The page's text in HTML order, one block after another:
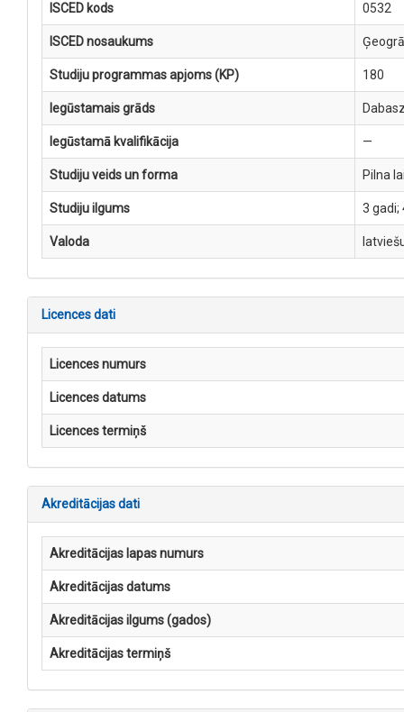
ISCED kods 0532
ISCED nosaukums
Studiju programmas apjoms (KP) 180
Iegūstamais grāds
Iegūstamā kvalifikācija —
Studiju veids un forma Pilna
Studiju ilgums 3 gadi;
Valoda
Licences dati
Licences numurs
Licences datums
Licences termiņš
Akreditācijas dati
Akreditācijas lapas numurs
Akreditācijas datums
Akreditācijas ilgums (gados)
Akreditācijas termiņš